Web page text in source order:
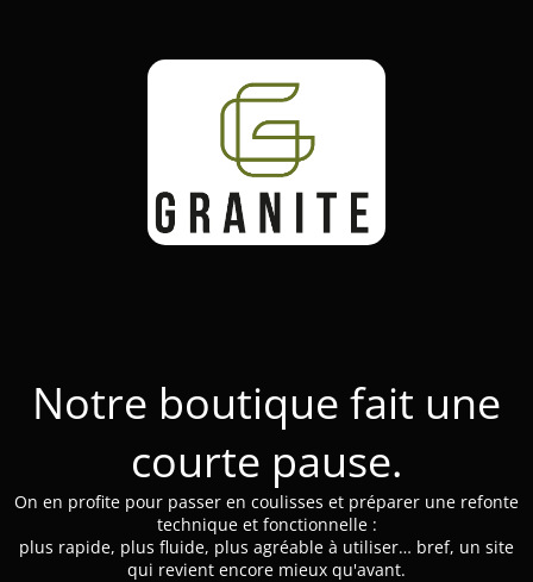
Notre boutique fait une
courte pause.
On en profite pour passer en coulisses et préparer une refonte
technique et fonctionnelle :
plus rapide, plus fluide, plus agréable à utiliser… bref, un site
qui revient encore mieux qu'avant.